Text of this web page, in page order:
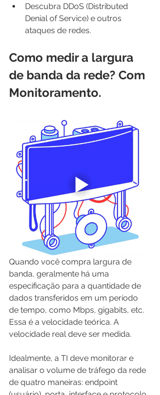
Descubra DDoS (Distributed
Denial of Service) e outros
ataques de redes.
Como medir a largura
de banda da rede? Com
Monitoramento.
Quando você compra largura de
banda, geralmente há uma
especificação para a quantidade de
dados transferidos em um período
de tempo, como Mbps, gigabits, etc.
Essa é a velocidade teórica. A
velocidade real deve ser medida.
Idealmente, a TI deve monitorar e
analisar o volume de tráfego da rede
de quatro maneiras: endpoint